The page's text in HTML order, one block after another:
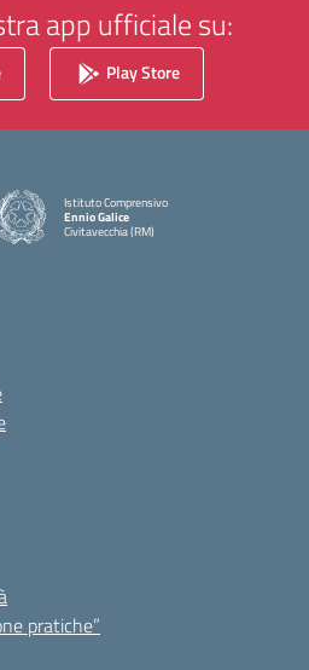
app ufficiale su:
Play Store
Istituto Comprensivo
Ennio Galice
Civitavecchia (RM)
pratiche”